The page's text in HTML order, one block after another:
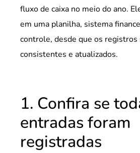
fluxo de caixa no meio do ano.
em uma planilha, sistema
controle, desde que os registros
consistentes e atualizados.
1. Confira se
entradas foram
registradas